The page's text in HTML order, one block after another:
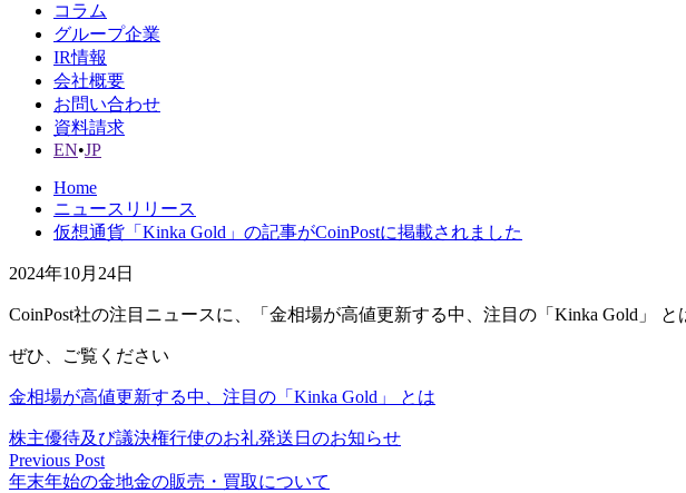
コラム
グループ企業
IR情報
会社概要
お問い合わせ
資料請求
EN•JP
Home
ニュースリリース
仮想通貨「Kinka Gold」の記事がCoinPostに掲載されました
2024年10月24日
CoinPost社の注目ニュースに、「金相場が高値更新する中、注目の「Kinka Gold」 と
ぜひ、ご覧ください
金相場が高値更新する中、注目の「Kinka Gold」 とは
株主優待及び議決権行使のお礼発送日のお知らせ
Previous Post
年末年始の金地金の販売・買取について